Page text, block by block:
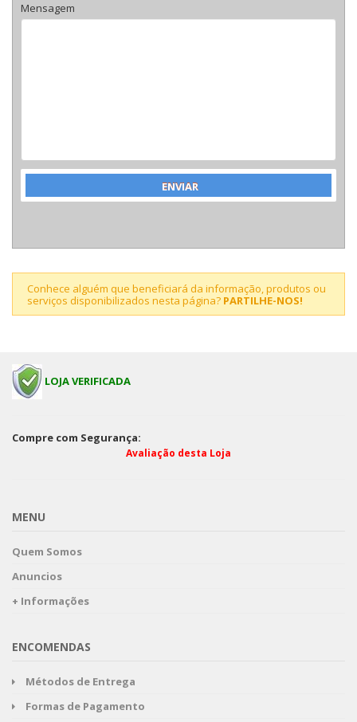
Mensagem
Conhece alguém que beneficiará da informação, produtos ou
serviços disponibilizados nesta página? PARTILHE-NOS!
LOJA VERIFICADA
Compre com Segurança:
Avaliação desta Loja
MENU
Quem Somos
Anuncios
+ Informações
ENCOMENDAS
Métodos de Entrega
Formas de Pagamento